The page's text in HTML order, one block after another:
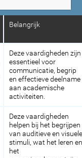
Belangrijk
Deze vaardigheden zijn
essentieel voor
communicatie, begrip
en effectieve deelname
aan academische
activiteiten.
Deze vaardigheden
helpen bij het begrijpen
van auditieve en
stimuli, wat het leren
het